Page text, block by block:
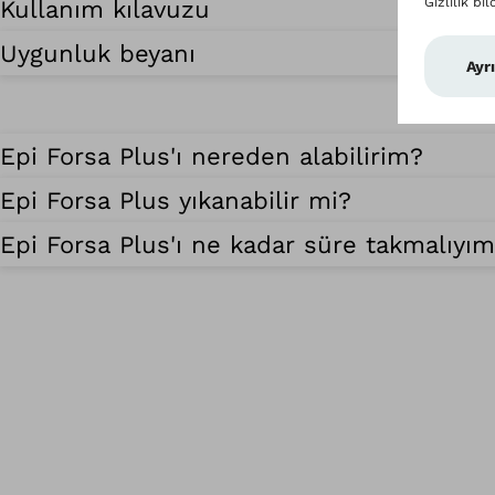
Kullanım kılavuzu
Uygunluk beyanı
Epi Forsa Plus'ı nereden alabilirim?
Epi Forsa Plus yıkanabilir mi?
Epi Forsa Plus'ı ne kadar süre